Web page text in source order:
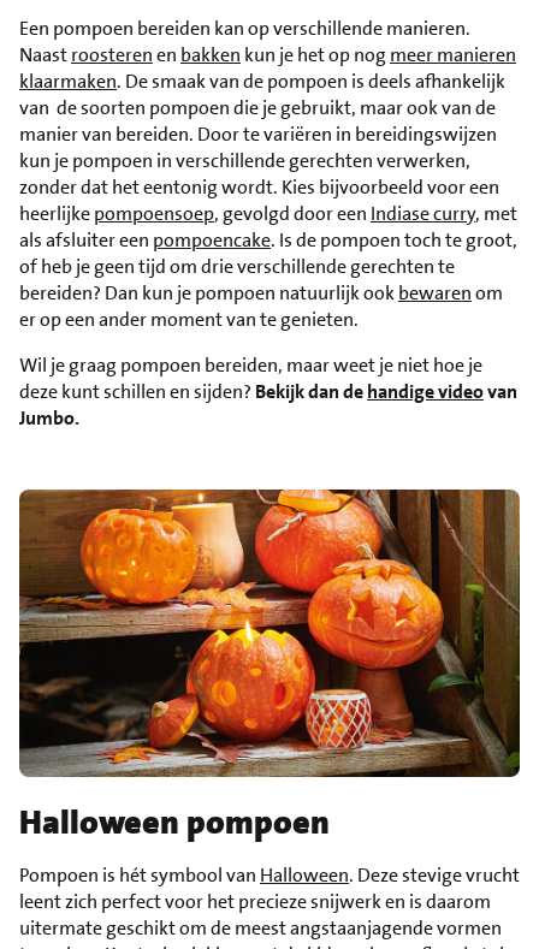
Een pompoen bereiden kan op verschillende manieren.
Naastroosterenen bakken kun je het op nog meer manieren
klaarmaken. De smaak van de pompoen is deels afhankelijk
van de soorten pompoen die je gebruikt, maar ook van de
manier van bereiden. Door te variëren in bereidingswijzen
kun je pompoen in verschillende gerechten verwerken,
zonder dat het eentonig wordt. Kies bijvoorbeeld voor een
heerlijkepompoensoep, gevolgd door een Indiase curry, met
als afsluiter een pompoencake. Is de pompoen toch te groot,
of heb je geen tijd om drie verschillende gerechten te
bereiden? Dan kun je pompoen natuurlijk ookbewarenom
er op een ander moment van te genieten.
Wil je graag pompoen bereiden, maar weet je niet hoe je
deze kunt schillen en sijden? Bekijk dan dehandige videovan
Jumbo.
Halloween pompoen
Pompoen is hét symbool van Halloween. Deze stevige vrucht
leent zich perfect voor het precieze snijwerk en is daarom
uitermate geschikt om de meest angstaanjagende vormen